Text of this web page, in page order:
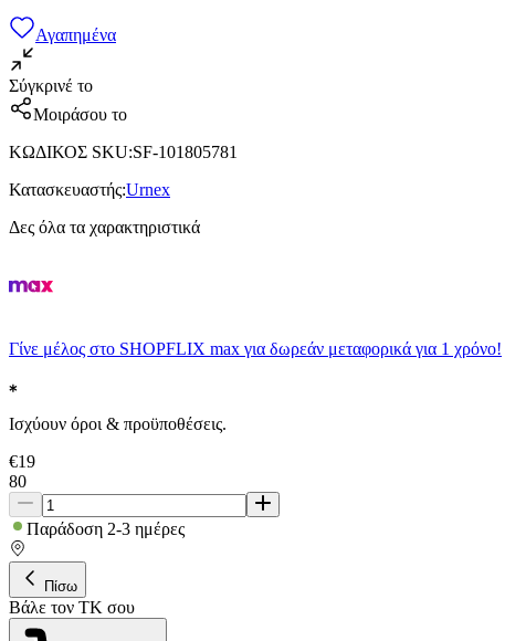
Αγαπημένα
Σύγκρινέ το
Μοιράσου το
ΚΩΔΙΚΟΣ SKU:SF-101805781
Κατασκευαστής:Urnex
Δες όλα τα χαρακτηριστικά
Γίνε μέλος στο SHOPFLIX max για δωρεάν μεταφορικά για 1 χρόνο!
Ισχύουν όροι & προϋποθέσεις.
€19
80
Παράδοση 2-3 ημέρες
Πίσω
Βάλε τον ΤΚ σου